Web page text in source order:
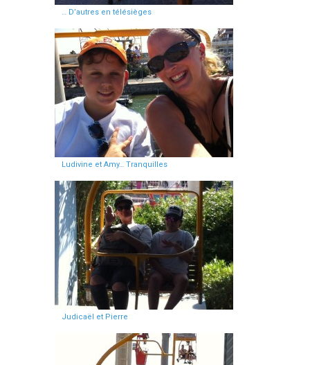
… D’autres en télésièges
Ludivine et Amy… Tranquilles
Judicaël et Pierre